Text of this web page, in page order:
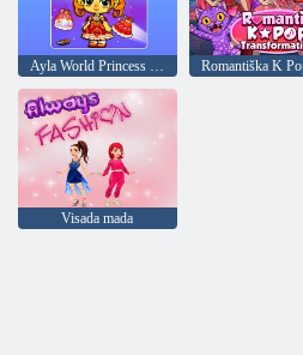
Ayla World Princess gyvenimas
Visada mada